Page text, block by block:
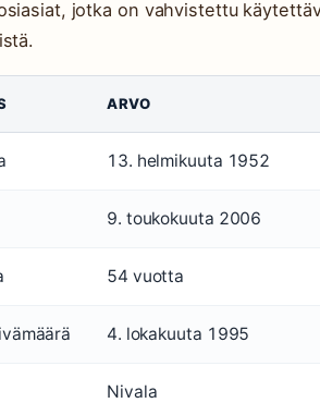
jotka on vahvistettu
ARVO
13. helmikuuta 1952
9. toukokuuta 2006
54 vuotta
4. lokakuuta 1995
Nivala